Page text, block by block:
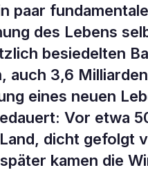
des
paar
des Lebens
besiedelten
auch 3,6
eines neuen
Vor etwa
dicht gefolgt
kamen die